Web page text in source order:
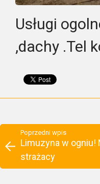
Usługi
,dachy .Tel
Poprzedni wpis
Limuzyna w ogniu!
strażacy